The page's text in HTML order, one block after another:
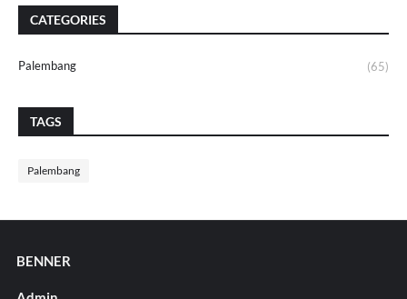
CATEGORIES
Palembang (65)
TAGS
Palembang
BENNER